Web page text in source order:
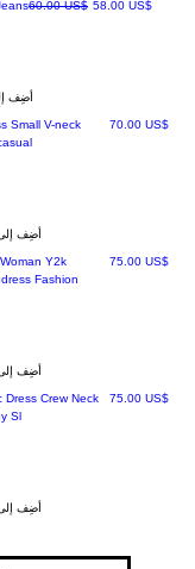
سعر عادي
‏60.00 US$ سعر البيع‏58.00 US$
أضِف
Small V-neck
السعر ‏70.00 US$
أضِف
Y2k
Fashion
السعر ‏75.00 US$
أضِف
Dress Crew Neck
Sl
السعر ‏75.00 US$
أضِف